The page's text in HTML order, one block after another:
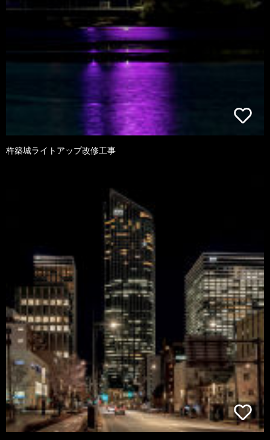
杵築城ライトアップ改修工事